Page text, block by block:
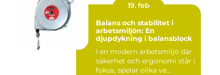
19. feb
Balans och stabilitet i
arbetsmiljön: En
djupdykning i balansblock
I en modern arbetsmiljö där
säkerhet och ergonomi står i
fokus, spelar olika ve...